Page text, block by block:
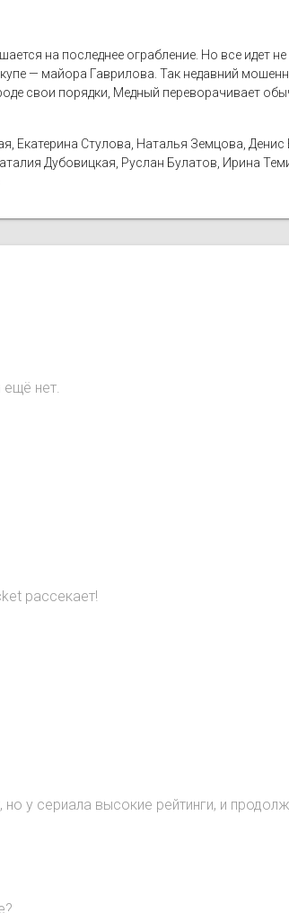
на последнее ограбление. Но все идет
— майора Гаврилова. Так недавний
свои порядки, Медный переворачивает
Екатерина Стулова, Наталья Земцова,
Дубовицкая, Руслан Булатов, Ирина
нет.
рассекает!
у сериала высокие рейтинги, и